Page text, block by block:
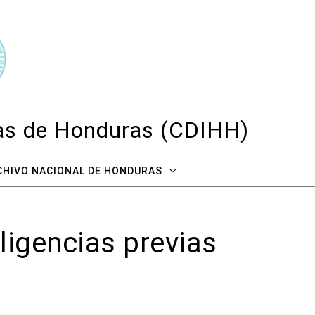
de Honduras (CDIHH)
NACIONAL DE HONDURAS
previas